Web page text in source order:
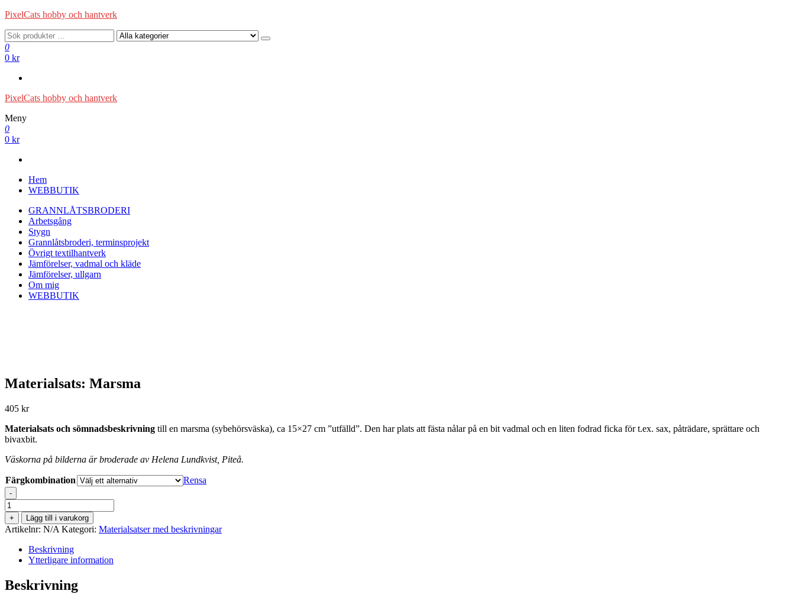
Hoppa
innehåll
PixelCats hobby och hantverk
0
0 kr
PixelCats hobby och hantverk
Meny
0
0 kr
Hem
WEBBUTIK
GRANNLÅTSBRODERI
Arbetsgång
Stygn
Grannlåtsbroderi, terminsprojekt
Övrigt textilhantverk
Jämförelser, vadmal och kläde
Jämförelser, ullgarn
Om mig
WEBBUTIK
Materialsats: Marsma
405 kr
Materialsats och sömnadsbeskrivning till en marsma (sybehörsväska), ca 15×27 cm ”utfälld”. Den har plats att fästa nålar på en bit vadmal och en liten fodrad ficka för t.ex. sax, påträdare, sprättare och
bivaxbit.
Väskorna på bilderna är broderade av Helena Lundkvist, Piteå.
Färgkombination Rensa
-
Materialsats:
Marsma
mängd
+ Lägg till i varukorg
Artikelnr: N/A Kategori: Materialsatser med beskrivningar
Beskrivning
Ytterligare information
Beskrivning